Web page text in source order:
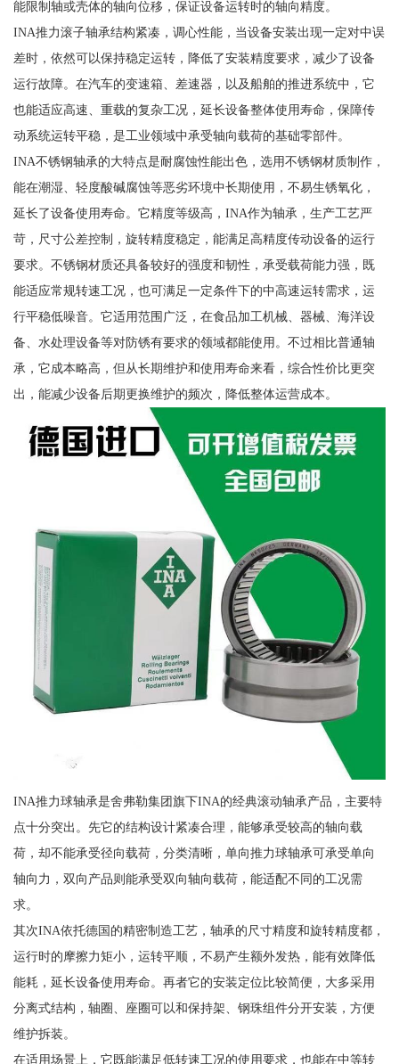
能限制轴或壳体的轴向位移，保证设备运转时的轴向精度。
INA推力滚子轴承结构紧凑，调心性能，当设备安装出现一定对中误
差时，依然可以保持稳定运转，降低了安装精度要求，减少了设备
运行故障。在汽车的变速箱、差速器，以及船舶的推进系统中，它
也能适应高速、重载的复杂工况，延长设备整体使用寿命，保障传
动系统运转平稳，是工业领域中承受轴向载荷的基础零部件。
INA不锈钢轴承的大特点是耐腐蚀性能出色，选用不锈钢材质制作，
能在潮湿、轻度酸碱腐蚀等恶劣环境中长期使用，不易生锈氧化，
延长了设备使用寿命。它精度等级高，INA作为轴承，生产工艺严
苛，尺寸公差控制，旋转精度稳定，能满足高精度传动设备的运行
要求。不锈钢材质还具备较好的强度和韧性，承受载荷能力强，既
能适应常规转速工况，也可满足一定条件下的中高速运转需求，运
行平稳低噪音。它适用范围广泛，在食品加工机械、器械、海洋设
备、水处理设备等对防锈有要求的领域都能使用。不过相比普通轴
承，它成本略高，但从长期维护和使用寿命来看，综合性价比更突
出，能减少设备后期更换维护的频次，降低整体运营成本。
INA推力球轴承是舍弗勒集团旗下INA的经典滚动轴承产品，主要特
点十分突出。先它的结构设计紧凑合理，能够承受较高的轴向载
荷，却不能承受径向载荷，分类清晰，单向推力球轴承可承受单向
轴向力，双向产品则能承受双向轴向载荷，能适配不同的工况需
求。
其次INA依托德国的精密制造工艺，轴承的尺寸精度和旋转精度都，
运行时的摩擦力矩小，运转平顺，不易产生额外发热，能有效降低
能耗，延长设备使用寿命。再者它的安装定位比较简便，大多采用
分离式结构，轴圈、座圈可以和保持架、钢珠组件分开安装，方便
维护拆装。
在适用场景上，它既能满足低转速工况的使用要求，也能在中等转